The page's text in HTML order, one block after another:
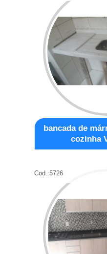
bancada de
cozinha
Cod.:5726